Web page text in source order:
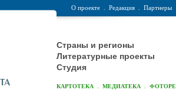
О проекте Редакция Партнеры
Страны и регионы
Литературные проекты
Студия
КАРТОТЕКА МЕДИАТЕКА